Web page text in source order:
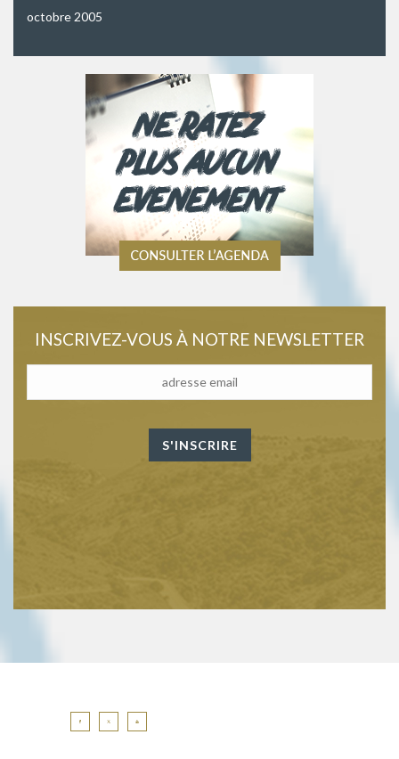
octobre 2005
INSCRIVEZ-VOUS À NOTRE NEWSLETTER